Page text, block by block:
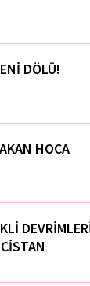
DÖLÜ!
HOCA